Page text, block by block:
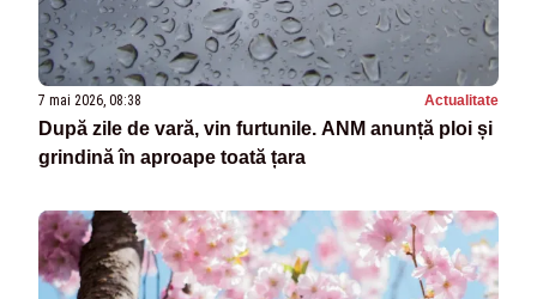
7 mai 2026, 08:38 Actualitate
După zile de vară, vin furtunile. ANM anunță ploi și
grindină în aproape toată țara